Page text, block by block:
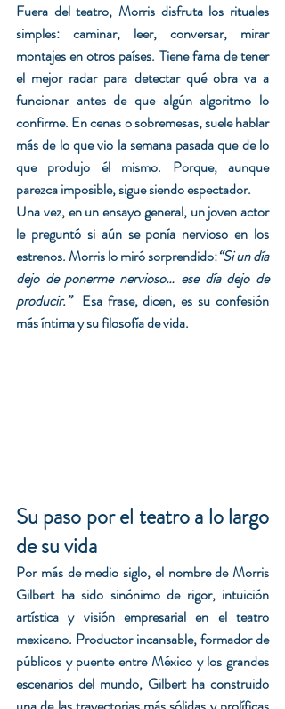
Fuera del teatro, Morris disfruta los rituales
simples: caminar, leer, conversar, mirar
montajes en otros países. Tiene fama de tener
el mejor radar para detectar qué obra va a
funcionar antes de que algún algoritmo lo
confirme. En cenas o sobremesas, suele hablar
más de lo que vio la semana pasada que de lo
que produjo él mismo. Porque, aunque
parezca imposible, sigue siendo espectador.
Una vez, en un ensayo general, un joven actor
le preguntó si aún se ponía nervioso en los
estrenos. Morris lo miró sorprendido:“Si un día
dejo de ponerme nervioso… ese día dejo de
producir.” Esa frase, dicen, es su confesión
más íntima y su filosofía de vida.
Su paso por el teatro a lo largo
de su vida
Por más de medio siglo, el nombre de Morris
Gilbert ha sido sinónimo de rigor, intuición
artística y visión empresarial en el teatro
mexicano. Productor incansable, formador de
públicos y puente entre México y los grandes
escenarios del mundo, Gilbert ha construido